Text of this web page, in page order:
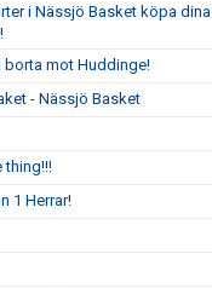
i Nässjö Basket köpa dina
borta mot Huddinge!
- Nässjö Basket
thing!!!
1 Herrar!